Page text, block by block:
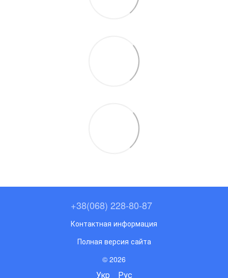
+38(068) 228-80-87
Контактная информация
Полная версия сайта
© 2026
Укр Рус